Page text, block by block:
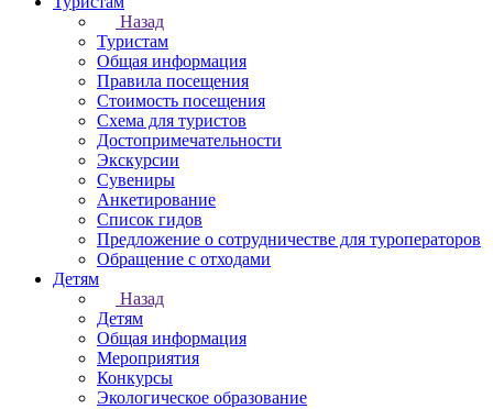
Назад
Туристам
Общая информация
Правила посещения
Стоимость посещения
Схема для туристов
Достопримечательности
Экскурсии
Сувениры
Анкетирование
Список гидов
Предложение о сотрудничестве для туроператоров
Обращение с отходами
Детям
Назад
Детям
Общая информация
Мероприятия
Конкурсы
Экологическое образование